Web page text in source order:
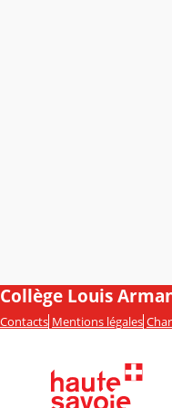
Collège Louis
Contacts Mentions légales